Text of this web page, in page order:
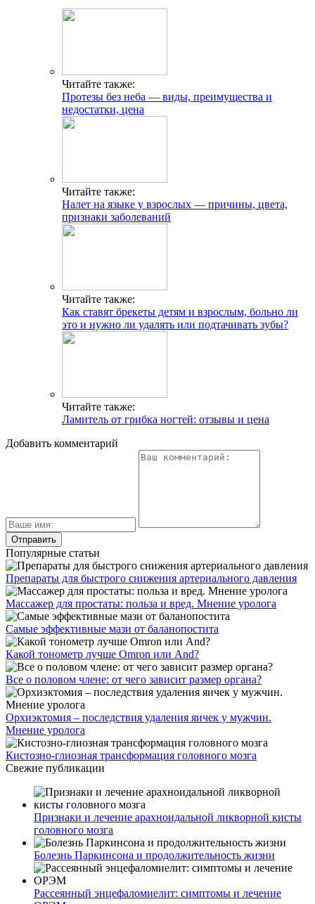
Читайте также:
Протезы без неба — виды, преимущества и
недостатки, цена
Читайте также:
Налет на языке у взрослых — причины, цвета,
признаки заболеваний
Читайте также:
Как ставят брекеты детям и взрослым, больно ли
это и нужно ли удалять или подтачивать зубы?
Читайте также:
Ламитель от грибка ногтей: отзывы и цена
Добавить комментарий
Популярные статьи
Препараты для быстрого снижения артериального давления
Массажер для простаты: польза и вред. Мнение уролога
Самые эффективные мази от баланопостита
Какой тонометр лучше Omron или And?
Все о половом члене: от чего зависит размер органа?
Орхиэктомия – последствия удаления яичек у мужчин.
Мнение уролога
Кистозно-глиозная трансформация головного мозга
Свежие публикации
Признаки и лечение арахноидальной ликворной кисты
головного мозга
Болезнь Паркинсона и продолжительность жизни
Рассеянный энцефаломиелит: симптомы и лечение